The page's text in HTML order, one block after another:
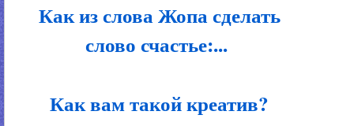
Как из слова Жопа сделать
слово счастье:...
Как вам такой креатив?